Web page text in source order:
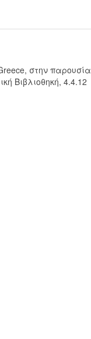
στην
Βιβλιοθηκή, 4.4.12